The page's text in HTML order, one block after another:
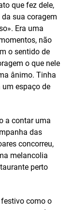
que fez dele,
sua coragem
Era uma
não
o sentido de
o que nele
ânimo. Tinha
espaço de
a contar uma
das
concorreu,
melancolia
perto
como o